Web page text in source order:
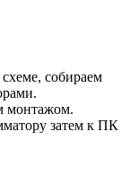
собираем
монтажом.
затем к ПК